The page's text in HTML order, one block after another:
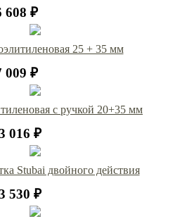
608 ₽
25 + 35 мм
009 ₽
с ручкой 20+35 мм
016 ₽
Stubai двойного действия
530 ₽